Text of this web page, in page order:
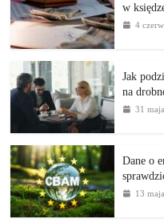
w
4
Jak
na
31
Dane o
13